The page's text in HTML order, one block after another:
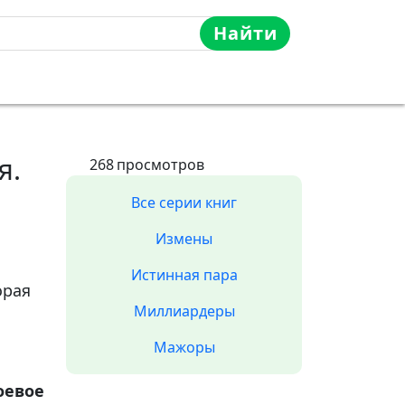
Найти
268просмотров
Все серии книг
Измены
Истинная пара
Миллиардеры
Мажоры